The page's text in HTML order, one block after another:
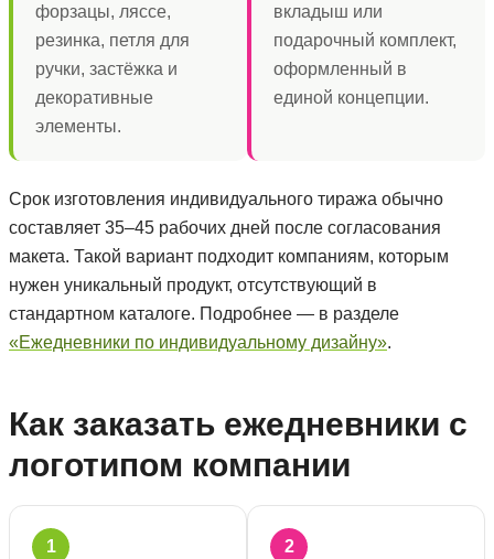
форзацы, ляссе,
резинка, петля для
ручки, застёжка и
декоративные
элементы.
вкладыш или
подарочный комплект,
оформленный в
единой концепции.
Срок изготовления индивидуального тиража обычно
составляет 35–45 рабочих дней после согласования
макета. Такой вариант подходит компаниям, которым
нужен уникальный продукт, отсутствующий в
стандартном каталоге. Подробнее — в разделе
«Ежедневники по индивидуальному дизайну».
Как заказать ежедневники с
логотипом компании
1 2